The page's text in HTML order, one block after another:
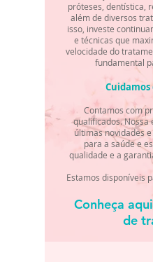
próteses, dentística,
além de diversos
isso, investe
e técnicas que
velocidade do
fundamental
Cuidamos
Contamos com
qualificados. Nossa
últimas novidades
para a saúde e
qualidade e a
Estamos disponíveis
Conheça
de